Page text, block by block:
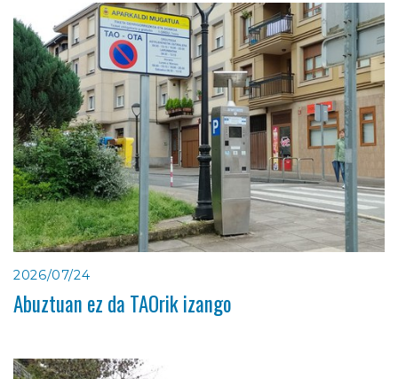
2026/07/24
Abuztuan ez da TAOrik izango